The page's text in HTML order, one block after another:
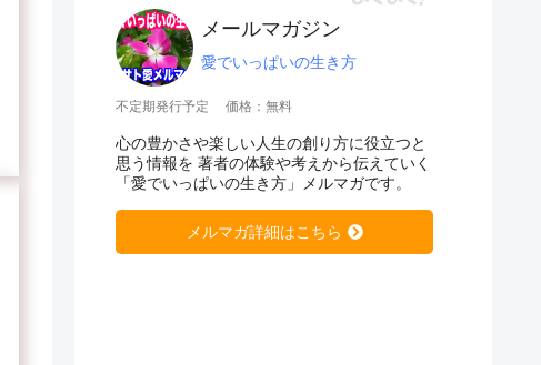
メールマガジン
愛でいっぱいの生き方
不定期発行予定 価格：無料
心の豊かさや楽しい人生の創り方に役立つと
思う情報を 著者の体験や考えから伝えていく
「愛でいっぱいの生き方」メルマガです。
メルマガ詳細はこちら